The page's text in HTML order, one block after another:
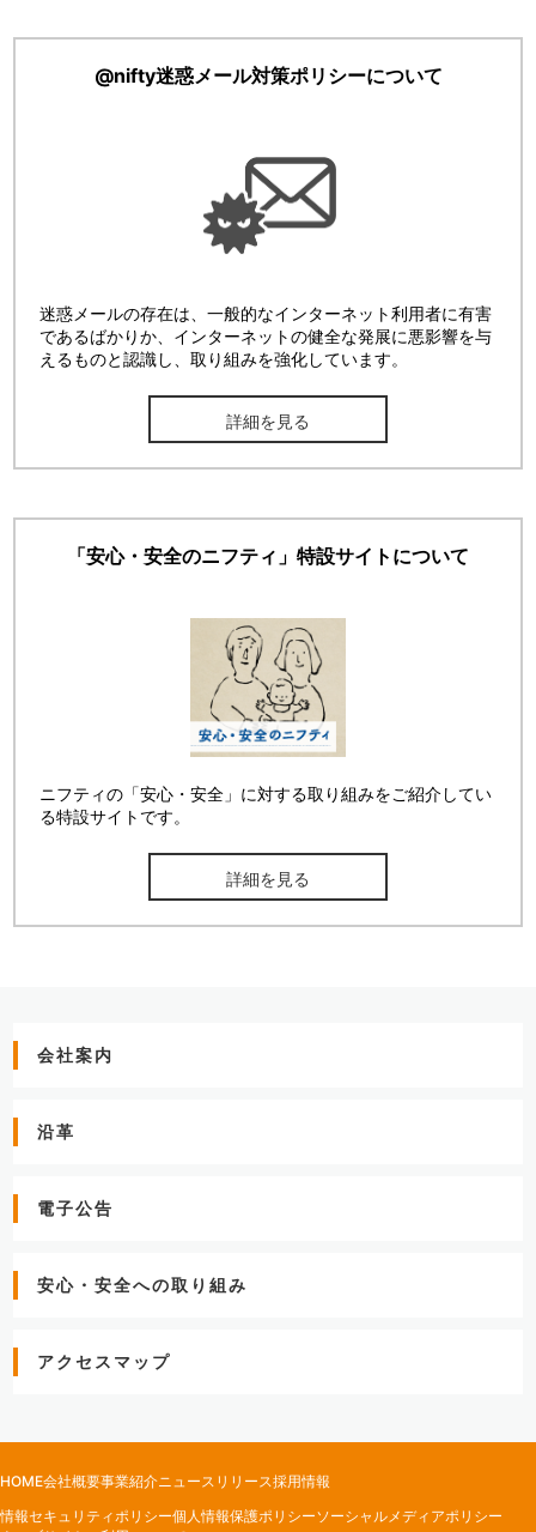
@nifty迷惑メール対策ポリシーについて
迷惑メールの存在は、一般的なインターネット利用者に有害
であるばかりか、インターネットの健全な発展に悪影響を与
えるものと認識し、取り組みを強化しています。
詳細を見る
「安心・安全のニフティ」特設サイトについて
ニフティの「安心・安全」に対する取り組みをご紹介してい
る特設サイトです。
詳細を見る
会社案内
沿革
電子公告
安心・安全への取り組み
アクセスマップ
HOME会社概要事業紹介ニュースリリース採用情報
情報セキュリティポリシー個人情報保護ポリシーソーシャルメディアポリシー